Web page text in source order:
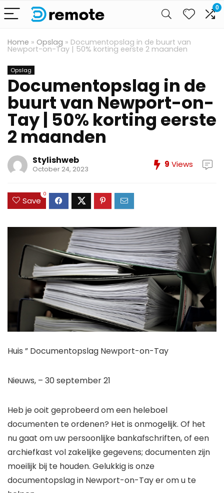
0
Home » Opslag » Documentopslag in de buurt van
Newport-on-Tay | 50% korting eerste 2 maanden
Opslag
Documentopslag in de
buurt van Newport-on-
Tay | 50% korting eerste
2 maanden
Stylishweb
October 24, 2023 9 Views
Save
0
Huis ” Documentopslag Newport-on-Tay
Nieuws, – 30 september 21
Heb je ooit geprobeerd om een ​​heleboel
documenten te ordenen? Het is onmogelijk. Of het
nu gaat om uw persoonlijke bankafschriften, of een
archiefkast vol zakelijke gegevens; documenten zijn
moeilijk bij te houden. Gelukkig is onze
documentopslag in Newport-on-Tay er om u te